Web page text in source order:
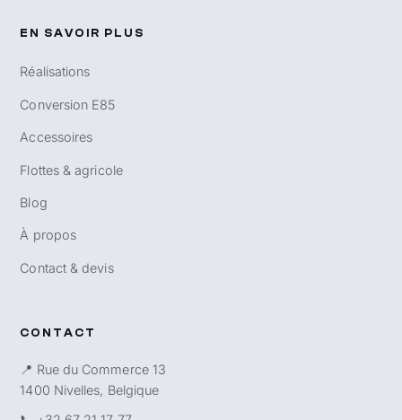
EN SAVOIR PLUS
Réalisations
Conversion E85
Accessoires
Flottes & agricole
Blog
À propos
Contact & devis
CONTACT
📍 Rue du Commerce 13
1400 Nivelles, Belgique